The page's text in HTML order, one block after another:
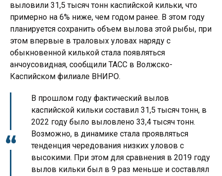
выловили 31,5 тысяч тонн каспийской кильки, что
примерно на 6% ниже, чем годом ранее. В этом году
планируется сохранить объем вылова этой рыбы, при
этом впервые в траловых уловах наряду с
обыкновенной килькой стала появляться
анчоусовидная, сообщили ТАСС в Волжско-
Каспийском филиале ВНИРО.
В прошлом году фактический вылов
каспийской кильки составил 31,5 тысяч тонн, в
2022 году было выловлено 33,4 тысяч тонн.
Возможно, в динамике стала проявляться
тенденция чередования низких уловов с
высокими. При этом для сравнения в 2019 году
вылов кильки был в 9 раз меньше и составлял